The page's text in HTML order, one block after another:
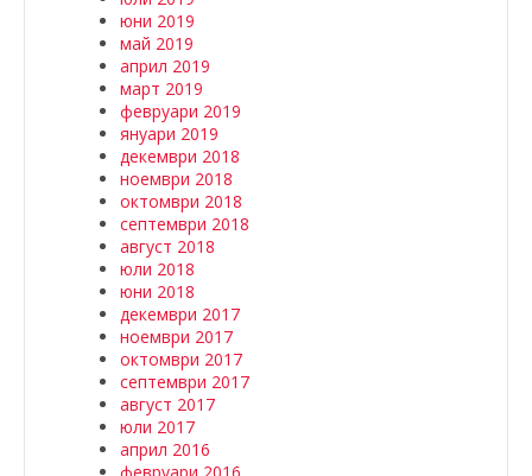
юни 2019
май 2019
април 2019
март 2019
февруари 2019
януари 2019
декември 2018
ноември 2018
октомври 2018
септември 2018
август 2018
юли 2018
юни 2018
декември 2017
ноември 2017
октомври 2017
септември 2017
август 2017
юли 2017
април 2016